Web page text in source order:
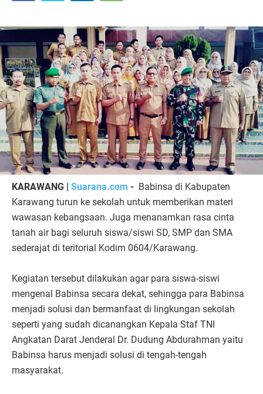
KARAWANG | Suarana.com - Babinsa di Kabupaten
Karawang turun ke sekolah untuk memberikan materi
wawasan kebangsaan. Juga menanamkan rasa cinta
tanah air bagi seluruh siswa/siswi SD, SMP dan SMA
sederajat di teritorial Kodim 0604/Karawang.
Kegiatan tersebut dilakukan agar para siswa-siswi
mengenal Babinsa secara dekat, sehingga para Babinsa
menjadi solusi dan bermanfaat di lingkungan sekolah
seperti yang sudah dicanangkan Kepala Staf TNI
Angkatan Darat Jenderal Dr. Dudung Abdurahman yaitu
Babinsa harus menjadi solusi di tengah-tengah
masyarakat.